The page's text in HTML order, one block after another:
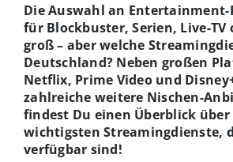
Die Auswahl an
für Blockbuster, Serien, Live-TV
groß – aber welche
Deutschland? Neben großen
Netflix, Prime Video und
zahlreiche weitere Nischen-
findest Du einen Überblick über
wichtigsten Streamingdienste,
verfügbar sind!